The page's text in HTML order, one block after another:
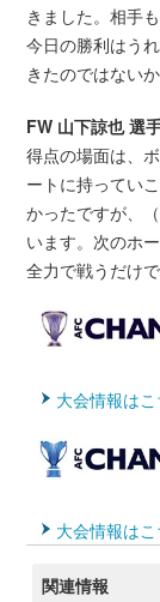
きました。相手
今日の勝利はう
きたのではない
FW 山下諒也 選
得点の場面は、
ートに持ってい
かったですが、
います。次のホ
全力で戦うだけで
大会情報はこ
大会情報はこ
関連情報